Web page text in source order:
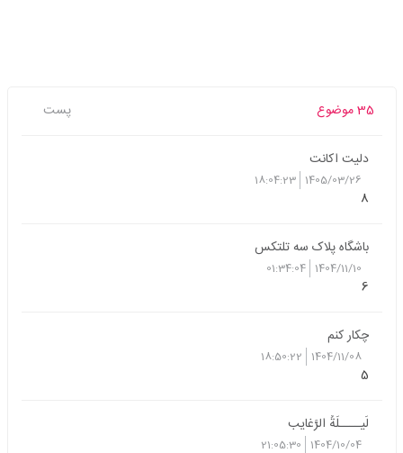
35 موضوع پست
دلیت اکانت
1405/03/26
18:04:23
8
باشگاه پلاک سه تلتکس
1404/11/10
01:34:04
6
چکار کنم
1404/11/08
18:50:22
5
لَیــــلَةُ الرَّغایب
1404/10/04
21:05:30